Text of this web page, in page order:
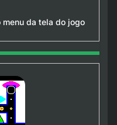
da tela do jogo